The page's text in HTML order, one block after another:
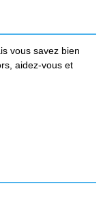
vous savez bien
aidez-vous et